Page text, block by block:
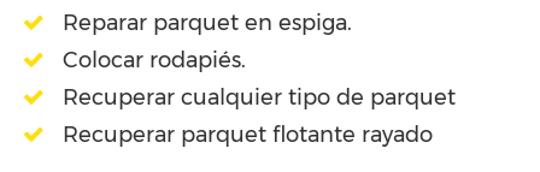
Reparar parquet en espiga.
Colocar rodapiés.
Recuperar cualquier tipo de parquet
Recuperar parquet flotante rayado